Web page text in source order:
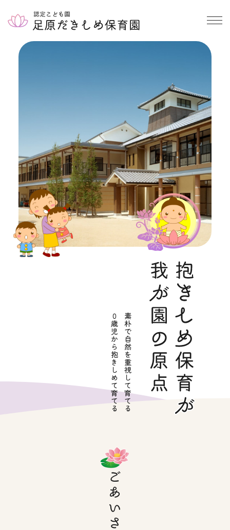
０
歳
児
か
ら
抱
き
し
め
て
育
て
る
素
朴
で
自
然
を
重
視
し
て
育
て
る